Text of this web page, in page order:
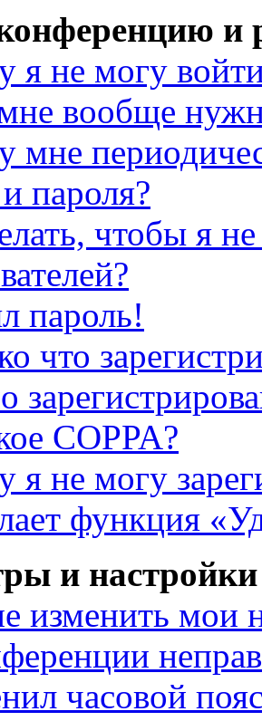
и
я не могу
вообще
мне
пароля?
чтобы я
пароль!
что
COPPA?
я не могу
функция
и настройки
изменить мои
часовой